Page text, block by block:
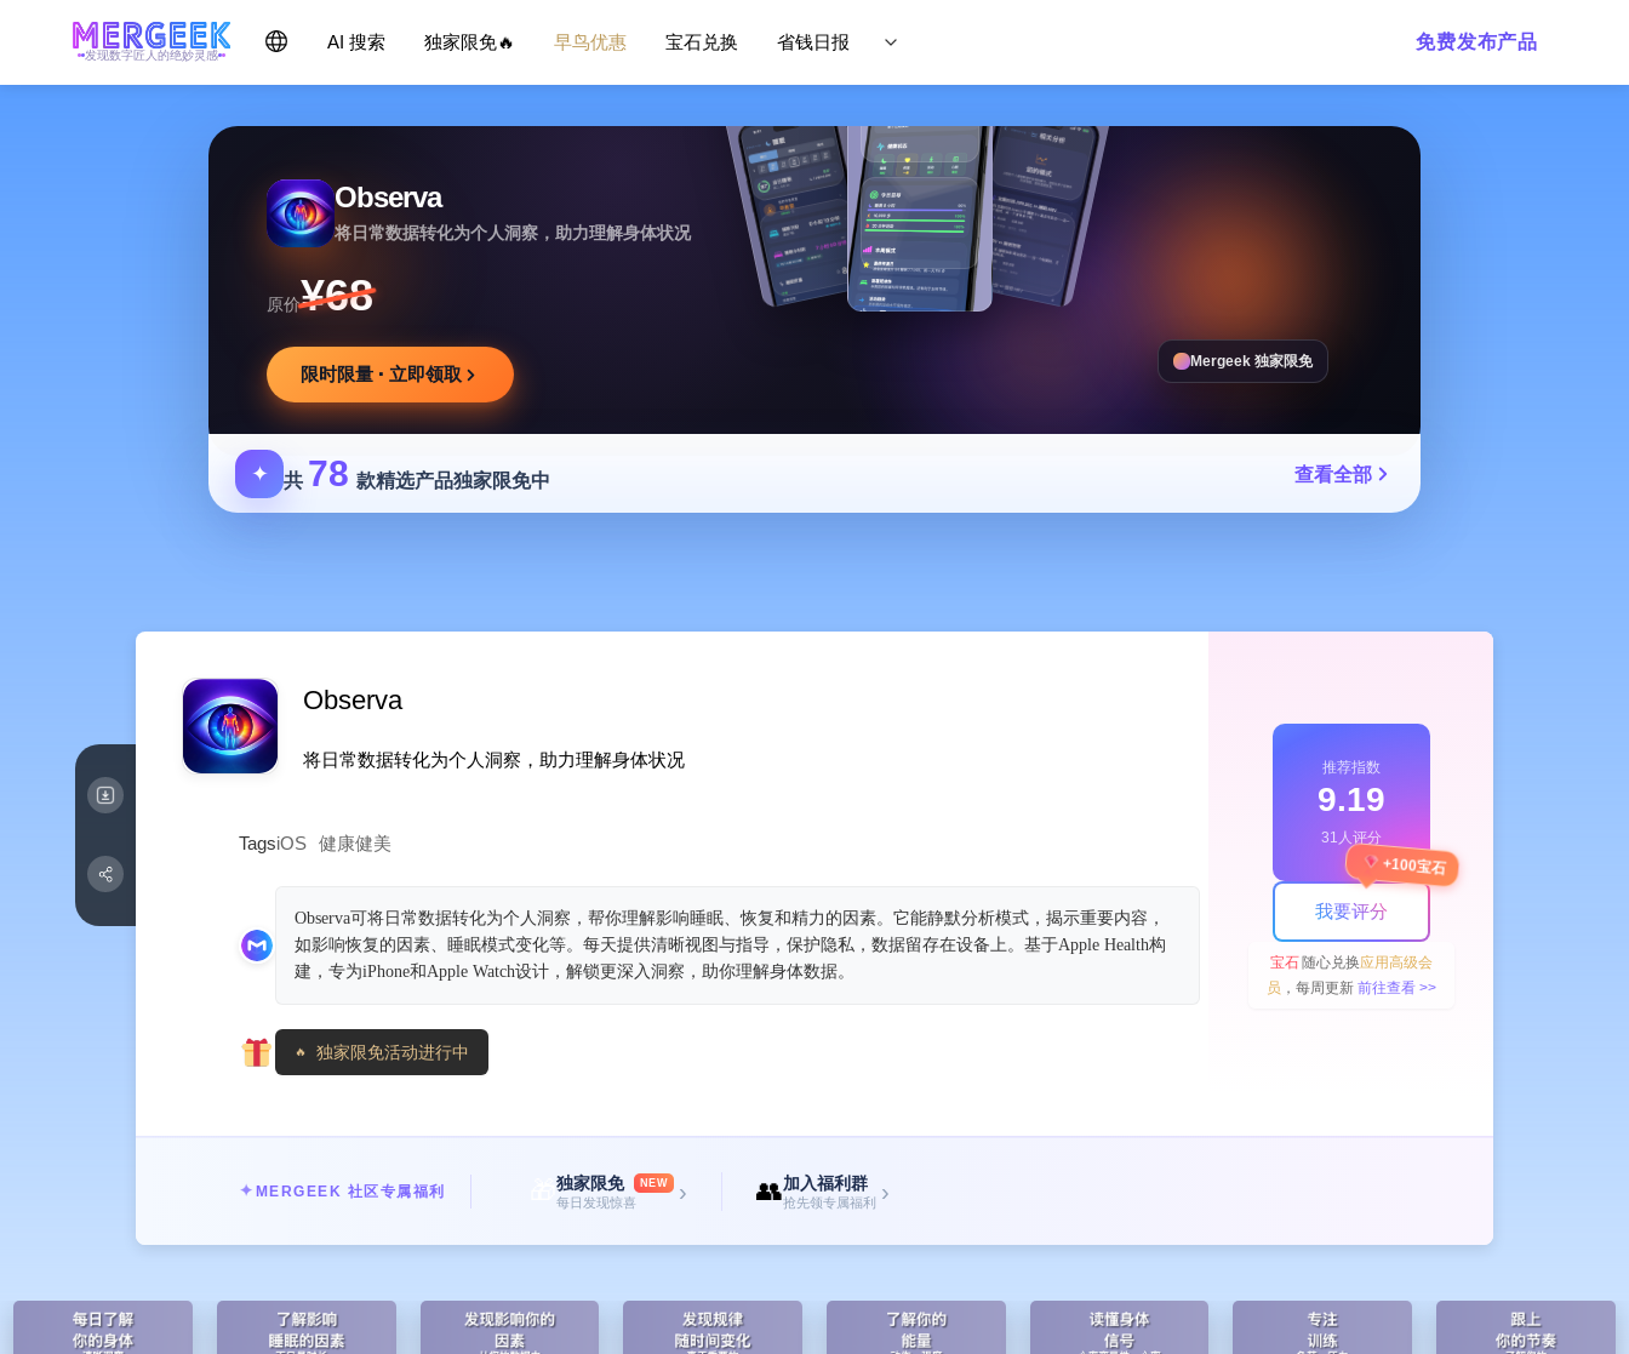
发现数字匠人的绝妙灵感
AI 搜索 独家限免🔥 早鸟优惠 宝石兑换 省钱日报 免费发布产品
Observa
将日常数据转化为个人洞察，助力理解身体状况
原价¥68
限时限量 · 立即领取
Mergeek 独家限免
✦ 共 78 款精选产品独家限免中 查看全部
Observa
将日常数据转化为个人洞察，助力理解身体状况
TagsiOS 健康健美
Observa可将日常数据转化为个人洞察，帮你理解影响睡眠、恢复和精力的因素。它能静默分析模式，揭示重要内容，
如影响恢复的因素、睡眠模式变化等。每天提供清晰视图与指导，保护隐私，数据留存在设备上。基于Apple Health构
建，专为iPhone和Apple Watch设计，解锁更深入洞察，助你理解身体数据。
独家限免活动进行中
推荐指数
9.19
31人评分
我要评分
+100宝石
宝石随心兑换应用高级会
员 ，每周更新 前往查看 >>
✦ MERGEEK 社区专属福利 独家限免 NEW
每日发现惊喜 › 👥加入福利群
抢先领专属福利 ›